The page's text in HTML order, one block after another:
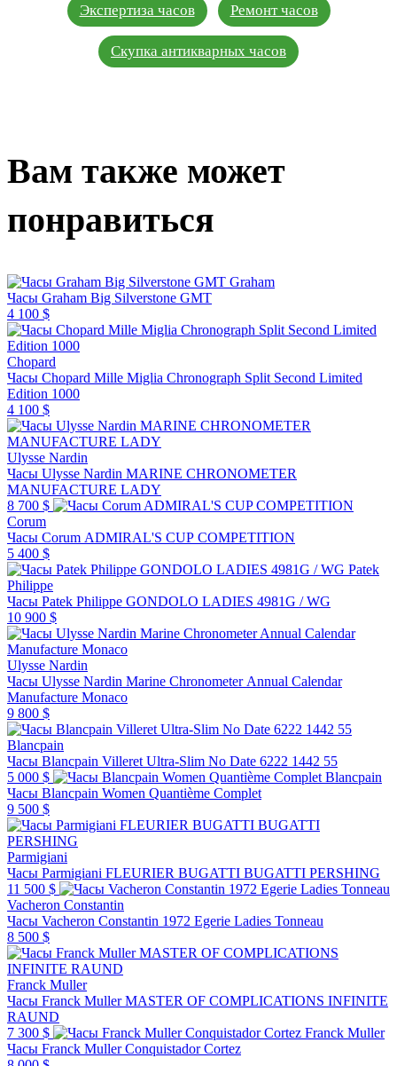
Экспертиза часов Ремонт часов
Скупка антикварных часов
Вам также может
понравиться
Graham
Часы Graham Big Silverstone GMT
4 100 $
Chopard
Часы Chopard Mille Miglia Chronograph Split Second Limited
Edition 1000
4 100 $
Ulysse Nardin
Часы Ulysse Nardin MARINE CHRONOMETER
MANUFACTURE LADY
8 700 $
Corum
Часы Corum ADMIRAL'S CUP COMPETITION
5 400 $
Patek
Philippe
Часы Patek Philippe GONDOLO LADIES 4981G / WG
10 900 $
Ulysse Nardin
Часы Ulysse Nardin Marine Chronometer Annual Calendar
Manufacture Monaco
9 800 $
Blancpain
Часы Blancpain Villeret Ultra-Slim No Date 6222 1442 55
5 000 $
Blancpain
Часы Blancpain Women Quantième Complet
9 500 $
Parmigiani
Часы Parmigiani FLEURIER BUGATTI BUGATTI PERSHING
11 500 $
Vacheron Constantin
Часы Vacheron Constantin 1972 Egerie Ladies Tonneau
8 500 $
Franck Muller
Часы Franck Muller MASTER OF COMPLICATIONS INFINITE
RAUND
7 300 $
Franck Muller
Часы Franck Muller Conquistador Cortez